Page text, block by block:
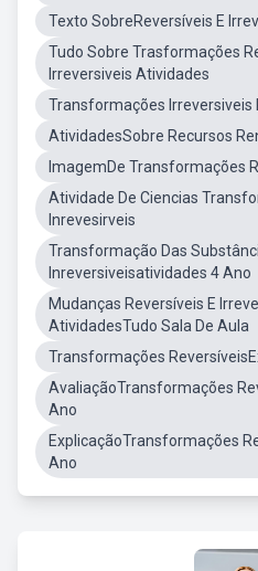
Texto SobreReversíveis E
Tudo Sobre Trasformações
Irreversiveis Atividades
Transformações Irreversiveis
AtividadesSobre Recursos
ImagemDe Transformações
Atividade De Ciencias
Inrevesirveis
Transformação Das
Inreversiveisatividades 4 Ano
Mudanças Reversíveis E
AtividadesTudo Sala De Aula
Transformações
AvaliaçãoTransformações
Ano
ExplicaçãoTransformações
Ano